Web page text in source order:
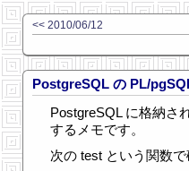
<< 2010/06/12
PostgreSQL の PL/
PostgreSQL に格納さ
するメモです。
次の test という関数で